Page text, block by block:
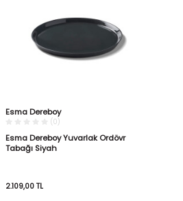
Esma Dereboy
(0)
Esma Dereboy Yuvarlak Ordövr
Tabağı Siyah
2.109,00 TL